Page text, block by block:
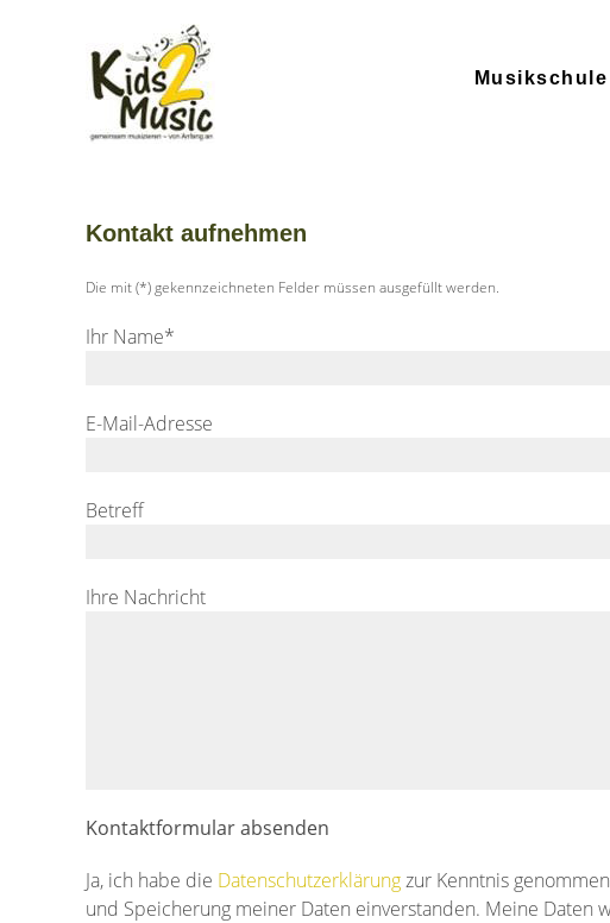
Musikschule
Kontakt aufnehmen
Die mit (*) gekennzeichneten Felder müssen ausgefüllt werden.
Ihr Name*
E-Mail-Adresse
Betreff
Ihre Nachricht
Kontaktformular absenden
Ja, ich habe die Datenschutzerklärungzur Kenntnis
und Speicherung meiner Daten einverstanden. Meine Daten